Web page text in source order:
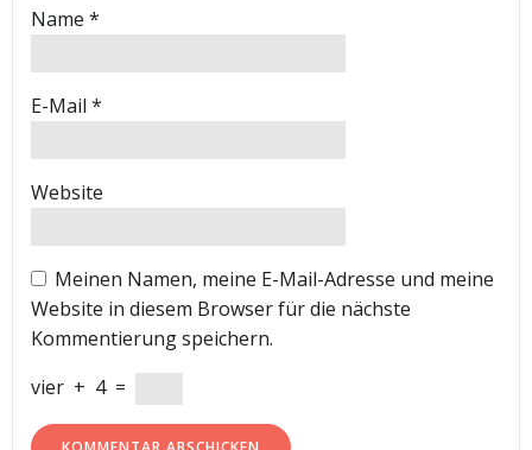
Name *
E-Mail *
Website
Meinen Namen, meine E-Mail-Adresse und meine
Website in diesem Browser für die nächste
Kommentierung speichern.
vier + 4 =